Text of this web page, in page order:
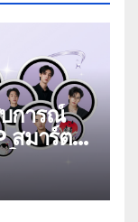
การณ์
สมาร์ต
น
5G
ยนนี้